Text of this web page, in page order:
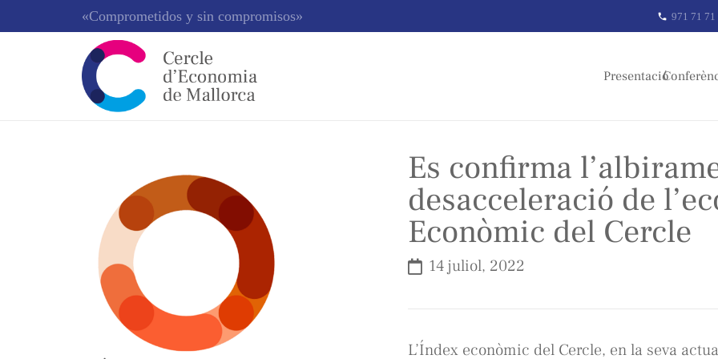
«Comprometidos y sin compromisos» phone 971 71 71
Presentació
Es confirma
desacceleració de
Econòmic del Cercle
14 juliol, 2022
L’Índex econòmic del Cercle, en la seva